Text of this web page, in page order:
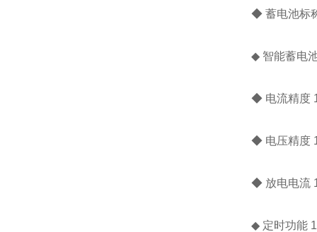
◆ 蓄电池标
◆ 智能蓄电
◆ 电流精度
◆ 电压精度
◆ 放电电流
◆ 定时功能